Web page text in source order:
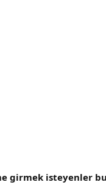
girmek isteyenler